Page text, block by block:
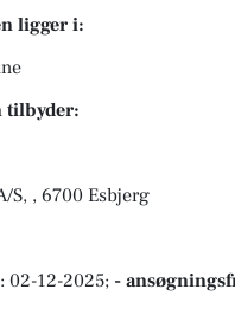
ligger i:
tilbyder:
S, , 6700 Esbjerg
02-12-2025; -